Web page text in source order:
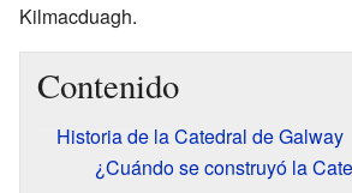
Kilmacduagh.
Contenido
Historia de la Catedral de Galway
¿Cuándo se construyó la